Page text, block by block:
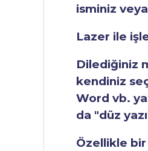
isminiz
Lazer ile
Dilediğiniz
kendiniz
Word vb.
da "düz
Özellikle